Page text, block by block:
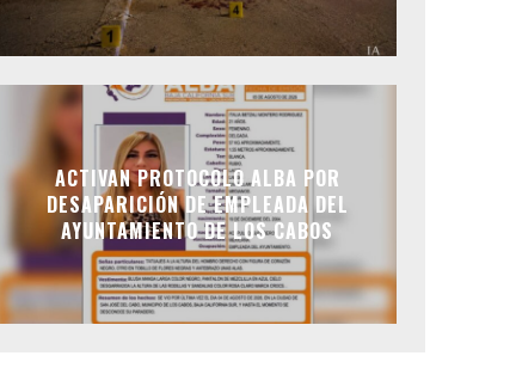
ACTIVAN PROTOCOLO ALBA POR
DESAPARICIÓN DE EMPLEADA DEL
AYUNTAMIENTO DE LOS CABOS